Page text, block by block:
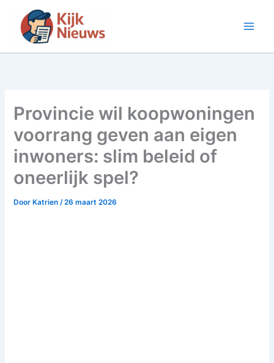
inhoud
Provincie wil koopwoningen
voorrang geven aan eigen
inwoners: slim beleid of
oneerlijk spel?
Door Katrien/26 maart 2026